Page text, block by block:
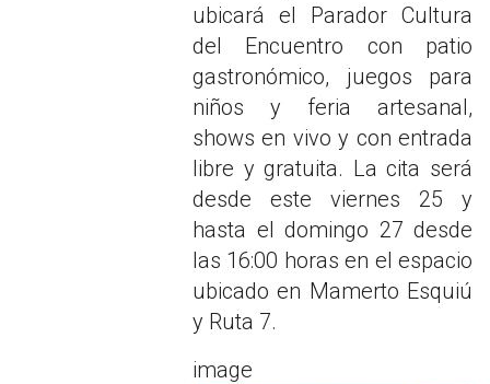
ubicará el Parador Cultura
del Encuentro con patio
gastronómico, juegos para
niños y feria artesanal,
shows en vivo y con entrada
libre y gratuita. La cita será
desde este viernes 25 y
hasta el domingo 27 desde
las 16:00 horas en el espacio
ubicado en Mamerto Esquiú
y Ruta 7.
image